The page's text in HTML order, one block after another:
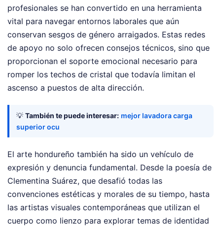
profesionales se han convertido en una herramienta
vital para navegar entornos laborales que aún
conservan sesgos de género arraigados. Estas redes
de apoyo no solo ofrecen consejos técnicos, sino que
proporcionan el soporte emocional necesario para
romper los techos de cristal que todavía limitan el
ascenso a puestos de alta dirección.
💡 También te puede interesar: mejor lavadora carga
superior ocu
El arte hondureño también ha sido un vehículo de
expresión y denuncia fundamental. Desde la poesía de
Clementina Suárez, que desafió todas las
convenciones estéticas y morales de su tiempo, hasta
las artistas visuales contemporáneas que utilizan el
cuerpo como lienzo para explorar temas de identidad